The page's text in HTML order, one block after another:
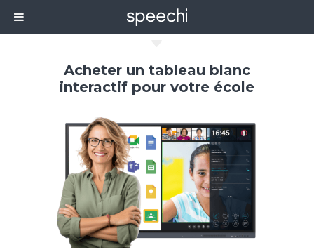
Acheter un tableau blanc
interactif pour votre école